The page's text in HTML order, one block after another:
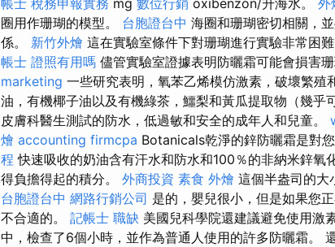
圈用作珊瑚的模型。 台胞證台中 海圈和珊瑚密切相關，
係。 新竹外燴 這在實驗室條件下對珊瑚進行實驗非常困
帳士 證照有用嗎 儘管實驗室證據表明防曬霜可能會損害
marketing 一些研究表明，氧苯乙烯模仿激素，破壞繁
油，有機椰子油以及有機綠茶，鱷梨和黃瓜提取物（幾乎
皮膚科醫生測試的防水，低過敏和安全的成年人和兒童。
燴 accounting firmcpa Botanicals乾淨的鋅防曬霜是對
程 快速吸收的奶油含有汗水和防水和100％的非納米鋅氧
得負擔得起的積分。 外商投資 素食 外燴 這個半盎司的大
台胞證台中 網路行銷公司 是的，嬰兒很小，但是如果您
不合適的。 記帳士 職缺 美國兒科學院還建議避免使用激
中，檢查了6個小時，並作為普通人使用的許多防曬霜。